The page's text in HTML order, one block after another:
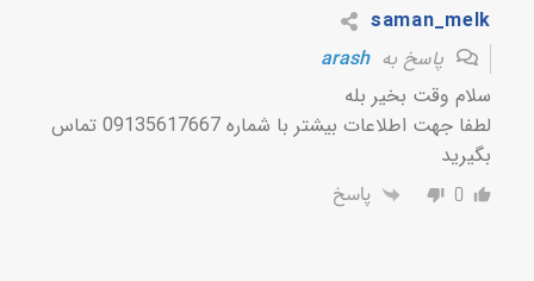
saman_melk
پاسخ بهarash
سلام وقت بخیر بله
لطفا جهت اطلاعات بیشتر با شماره 09135617667 تماس
بگیرید
0 پاسخ